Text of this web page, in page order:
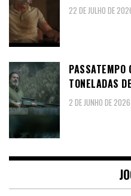
22 DE JULHO DE
PASSATEMPO
TONELADAS
2 DE JUNHO DE 2026